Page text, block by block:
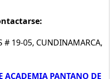
# 19-05, CUNDINAMARCA,
ACADEMIA PANTANO DE